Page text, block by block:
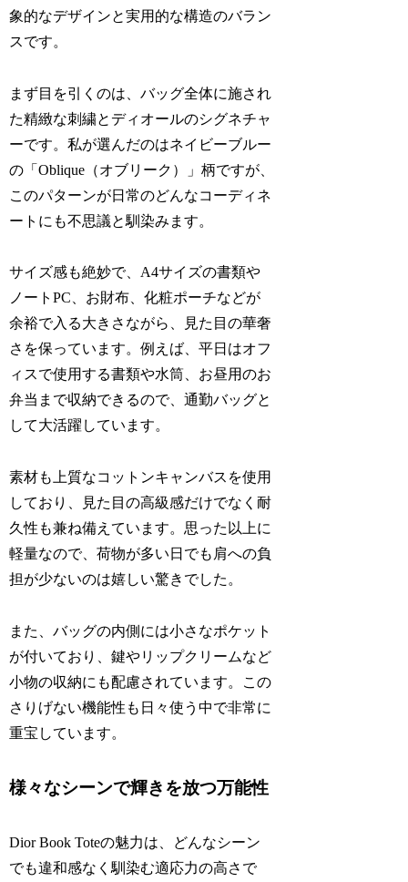
象的なデザインと実用的な構造のバラン
スです。
まず目を引くのは、バッグ全体に施され
た精緻な刺繍とディオールのシグネチャ
ーです。私が選んだのはネイビーブルー
の「Oblique（オブリーク）」柄ですが、
このパターンが日常のどんなコーディネ
ートにも不思議と馴染みます。
サイズ感も絶妙で、A4サイズの書類や
ノートPC、お財布、化粧ポーチなどが
余裕で入る大きさながら、見た目の華奢
さを保っています。例えば、平日はオフ
ィスで使用する書類や水筒、お昼用のお
弁当まで収納できるので、通勤バッグと
して大活躍しています。
素材も上質なコットンキャンバスを使用
しており、見た目の高級感だけでなく耐
久性も兼ね備えています。思った以上に
軽量なので、荷物が多い日でも肩への負
担が少ないのは嬉しい驚きでした。
また、バッグの内側には小さなポケット
が付いており、鍵やリップクリームなど
小物の収納にも配慮されています。この
さりげない機能性も日々使う中で非常に
重宝しています。
様々なシーンで輝きを放つ万能性
Dior Book Toteの魅力は、どんなシーン
でも違和感なく馴染む適応力の高さで